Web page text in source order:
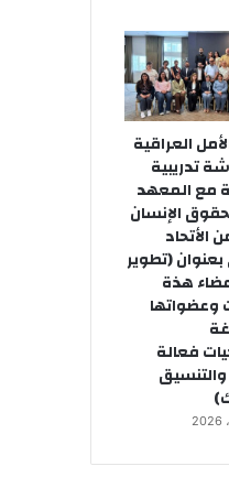
العراقية
تدريبية
مع المعهد
الإنسان
الأتحاد
بعنوان (تطوير
هذة
وعضواتها
فعالة